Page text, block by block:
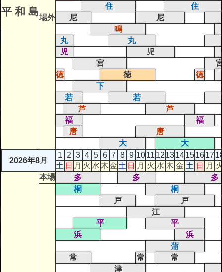
平 和 島場外
住
住
尼
尼
鳴
丸
丸
児
児
宮
徳
徳
徳
下
若
若
芦
芦
福
福
唐
唐
大
大
2026年8月
1 2 3 4 5 6 7 8 9 1011 12 1314151617
土 日 月 火 水 木金 土 日 月 火 水 木 金 土 日 月
本場 多 多 多
桐
桐
戸
戸
江
平
平
浜
浜
蒲
常
常
常
津